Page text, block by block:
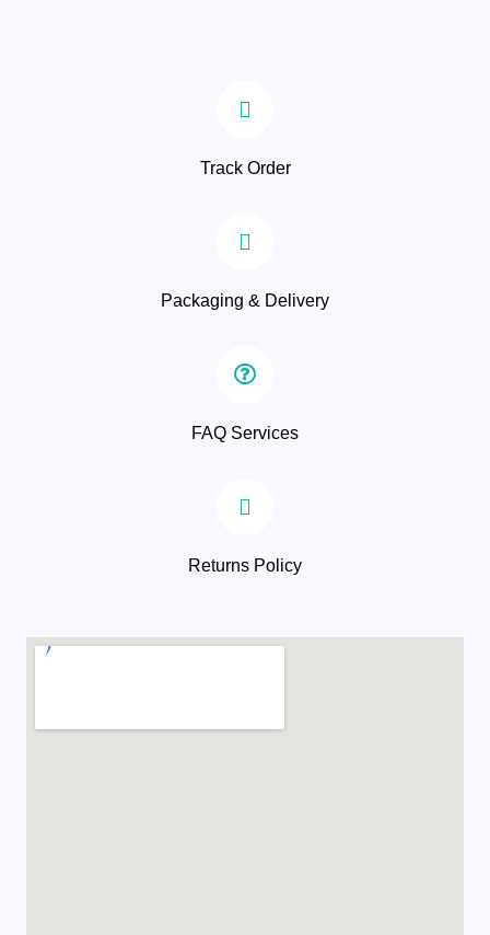
Track Order
Packaging & Delivery
FAQ Services
Returns Policy